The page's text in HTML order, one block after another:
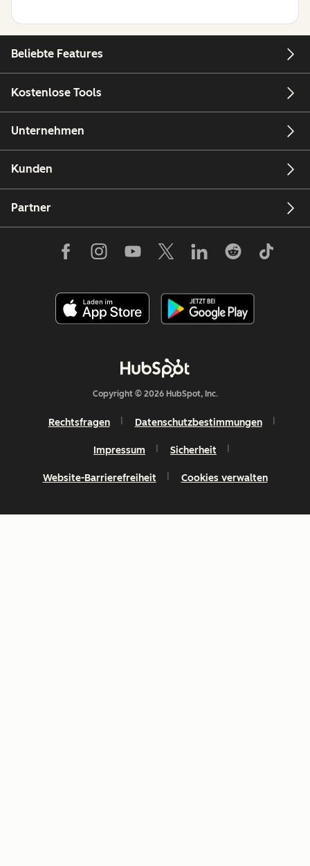
Beliebte Features
Kostenlose Tools
Unternehmen
Kunden
Partner
Copyright © 2026 HubSpot, Inc.
Rechtsfragen Datenschutzbestimmungen
Impressum Sicherheit
Website-Barrierefreiheit Cookies verwalten